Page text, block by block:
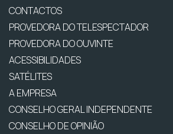
CONTACTOS
PROVEDORA DO TELESPECTADOR
PROVEDORA DO OUVINTE
ACESSIBILIDADES
SATÉLITES
A EMPRESA
CONSELHO GERAL INDEPENDENTE
CONSELHO DE OPINIÃO